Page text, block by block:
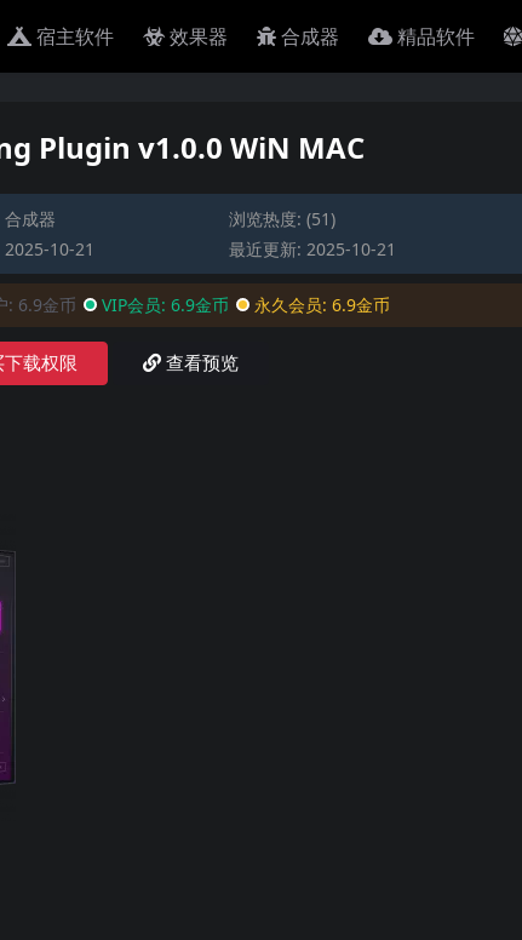
宿主软件 效果器 合成器 精品软件
Plugin v1.0.0 WiN MAC
合成器
浏览热度: (51)
10-21
最近更新: 2025-10-21
: 6.9金币 VIP会员: 6.9金币 永久会员: 6.9金币
下载权限 查看预览